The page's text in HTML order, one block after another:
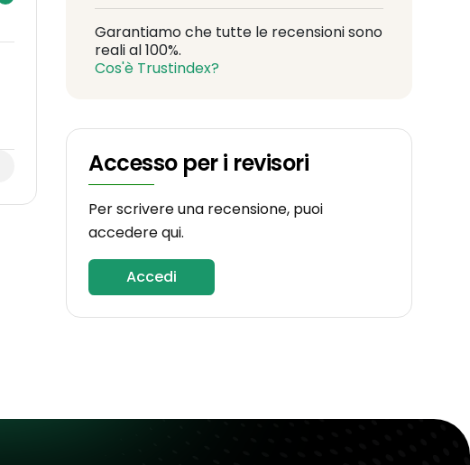
Garantiamo che tutte le recensioni sono
reali al 100%.
Cos'è Trustindex?
Accesso per i revisori
Per scrivere una recensione, puoi
accedere qui.
Accedi